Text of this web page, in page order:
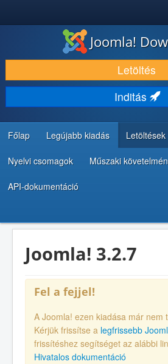
LETÖLTÉS ÉS KITERJESZTÉS
FEDEZZE FEL ÉS TANULJA MEG
KÖZÖSSÉG ÉS TÁMOGATÁS
FEJLESZTŐI ERŐFORRÁSOK
Joomla!
Letöltés
Inditás
Főlap Legújabb kiadás Letöltések
Nyelvi csomagok Műszaki
API-dokumentáció
Joomla! 3.2.7
Fel a fejjel!
A Joomla! ezen kiadása már nem
Kérjük frissítse a legfrissebb
frissítéshez segítséget az alábbi
Hivatalos dokumentáció